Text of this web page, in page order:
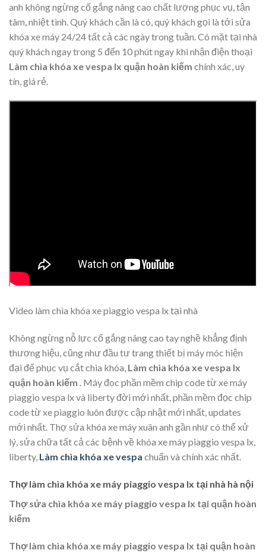
anh không ngừng cố gắng nâng cao chất lượng phục vụ, tận
tâm, nhiệt tình. Quý khách cần là có, quý khách gọi là tới sửa
khóa xe máy 24/24 tất cả các ngày trong tuần. Có mặt tại nhà
quý khách ngay trong 5 đến 10 phút ngay khi nhận điện thoại
Làm chìa khóa xe vespa lx quận hoàn kiếm chính xác, uy
tín, giá rẻ.
Video làm chìa khóa xe piaggio vespa lx tại nhà
Không ngừng nỗ lực cố gắng nâng cao tay nghề khẳng định
thương hiệu, cũng như đầu tư trang thiết bị máy móc hiện
đại để phục vụ cắt chìa khóa, Làm chìa khóa xe vespa lx
quận hoàn kiếm . Máy đoc phần mềm chip code từ xe máy
piaggio vespa lx và liberty đời mới nhất, phần mềm đọc chip
code từ xe piaggio luôn được cập nhật mới nhất, updates
mới nhất. Thợ sửa khóa xe máy xuân anh gần như có thể xử
lý, sửa chữa tất cả các bệnh về khóa xe máy piaggio vespa lx,
liberty, Làm chìa khóa xe vespa chuẩn và chính xác nhất.
Thợ làm chìa khóa xe máy piaggio vespa lx tại nhà hà nội
Thợ sửa chìa khóa xe máy piaggio vespa lx tại quận hoàn
kiếm
Thợ làm chìa khóa xe máy piaggio vespa lx tại quận hoàn